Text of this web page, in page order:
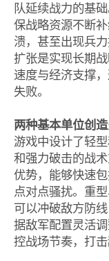
队延续战力的基
保战略资源不断
溃，甚至出现兵
扩张是实现长期
速度与经济支撑
失败。
两种基本单位创
游戏中设计了轻
和强力破击的战
优势，能够快速
点对点骚扰。重
可以冲破敌方防
据敌军配置灵活
控战场节奏，打击